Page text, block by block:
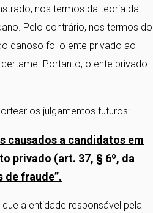
nos termos da teoria da
Pelo contrário, nos termos do
danoso foi o ente privado ao
Portanto, o ente privado
os julgamentos futuros:
causados a candidatos em
privado (art. 37, § 6º, da
de fraude”.
a entidade responsável pela